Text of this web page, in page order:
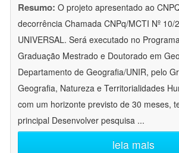
Resumo: O projeto apresentado ao
decorrência Chamada CNPq/MCTI Nº 10/
UNIVERSAL. Será executado no
Graduação Mestrado e Doutorado em
Departamento de Geografia/UNIR, pelo
Geografia, Natureza e Territorialidades
com um horizonte previsto de 30 meses,
principal Desenvolver pesquisa ...
leia mais